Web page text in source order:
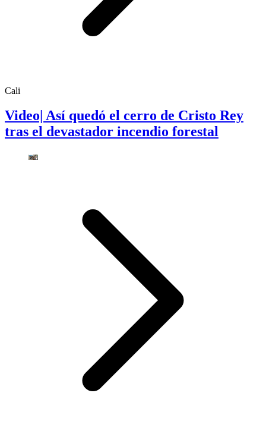
Cali
Video| Así quedó el cerro de Cristo Rey
tras el devastador incendio forestal